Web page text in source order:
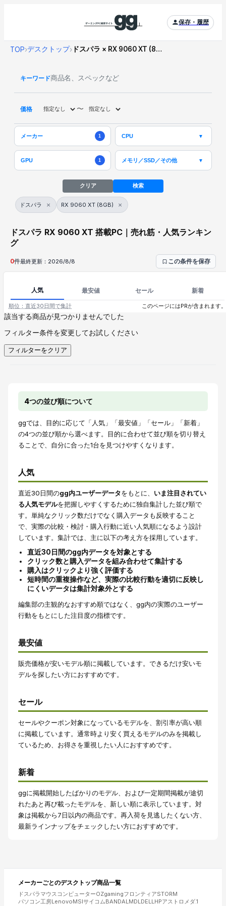
保存・履歴
TOP›デスクトップ› ドスパラ × RX 9060 XT (8GB)
キーワード
価格 〜
メーカー 1 CPU ▼
GPU 1 メモリ／SSD／その他 ▼
クリア 検索
ドスパラ × RX 9060 XT (8GB) ×
ドスパラ RX 9060 XT 搭載PC｜売れ筋・人気ランキン
グ
0件最終更新： 2026/8/8 この条件を保存
人気 最安値 セール 新着
順位：直近30日間で集計 このページにはPRが含まれます。
該当する商品が見つかりませんでした
フィルター条件を変更してお試しください
フィルターをクリア
4つの並び順について
ggでは、目的に応じて「人気」「最安値」「セール」「新着」
の4つの並び順から選べます。目的に合わせて並び順を切り替え
ることで、自分に合った1台を見つけやすくなります。
人気
直近30日間のgg内ユーザーデータをもとに、 いま注目されてい
る人気モデルを把握しやすくするために独自集計した並び順で
す。単純なクリック数だけでなく購入データも反映すること
で、実際の比較・検討・購入行動に近い人気順になるよう設計
しています。集計では、主に以下の考え方を採用しています。
直近30日間のgg内データを対象とする
クリック数と購入データを組み合わせて集計する
購入はクリックより強く評価する
短時間の重複操作など、実際の比較行動を適切に反映し
にくいデータは集計対象外とする
編集部の主観的なおすすめ順ではなく、gg内の実際のユーザー
行動をもとにした注目度の指標です。
最安値
販売価格が安いモデル順に掲載しています。できるだけ安いモ
デルを探したい方におすすめです。
セール
セールやクーポン対象になっているモデルを、割引率が高い順
に掲載しています。通常時より安く買えるモデルのみを掲載し
ているため、お得さを重視したい人におすすめです。
新着
ggに掲載開始したばかりのモデル、および一定期間掲載が途切
れたあと再び載ったモデルを、新しい順に表示しています。対
象は掲載から7日以内の商品です。再入荷を見逃したくない方、
最新ラインナップをチェックしたい方におすすめです。
メーカーごとのデスクトップ商品一覧
ドスパラ マウスコンピューターOZgamingフロンティアSTORM
パソコン工房LenovoMSIサイコムBANDALMDLDELLHPアストロメダ.1